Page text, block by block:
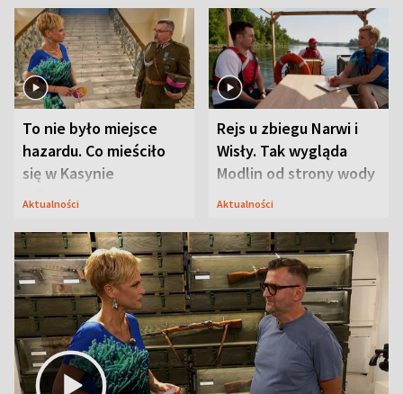
To nie było miejsce
hazardu. Co mieściło
się w Kasynie
Oficerskim?
Aktualności
Rejs u zbiegu Narwi i
Wisły. Tak wygląda
Modlin od strony wody
Aktualności